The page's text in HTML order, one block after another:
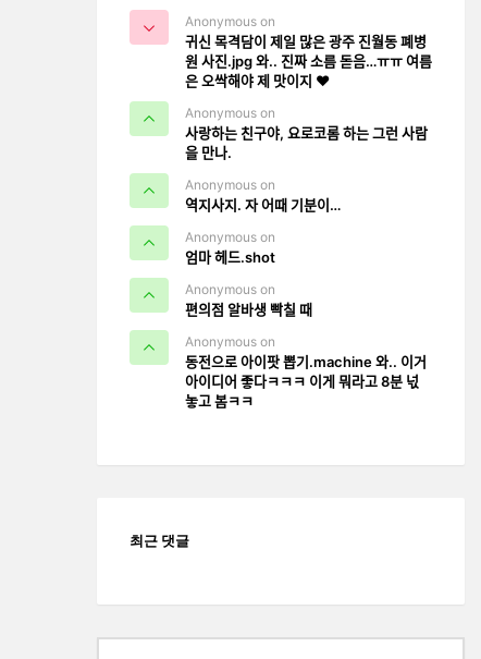
Anonymous on
귀신 목격담이 제일 많은 광주 진월동 폐병
원 사진.jpg 와.. 진짜 소름 돋음…ㅠㅠ 여름
은 오싹해야 제 맛이지 ❤️
Anonymous on
사랑하는 친구야, 요로코롬 하는 그런 사람
을 만나.
Anonymous on
역지사지. 자 어때 기분이…
Anonymous on
엄마 헤드.shot
Anonymous on
편의점 알바생 빡칠 때
Anonymous on
동전으로 아이팟 뽑기.machine 와.. 이거
아이디어 좋다ㅋㅋㅋ 이게 뭐라고 8분 넋
놓고 봄ㅋㅋ
최근 댓글